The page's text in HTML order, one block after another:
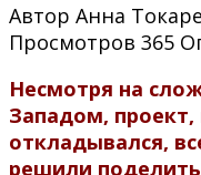
Автор Анна
Просмотров 365
Несмотря на
Западом,
откладывался,
решили